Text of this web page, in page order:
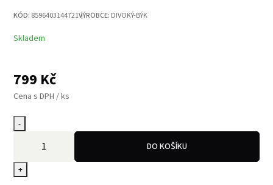
KÓD: 8596403144721VÝROBCE: DIVOKÝ-BÝK
Skladem
799 Kč
Cena s DPH / ks
-
+
DO KOŠÍKU